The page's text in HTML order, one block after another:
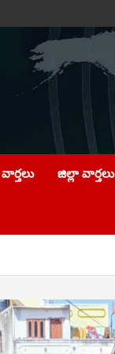
జిల్లా వార్తలు